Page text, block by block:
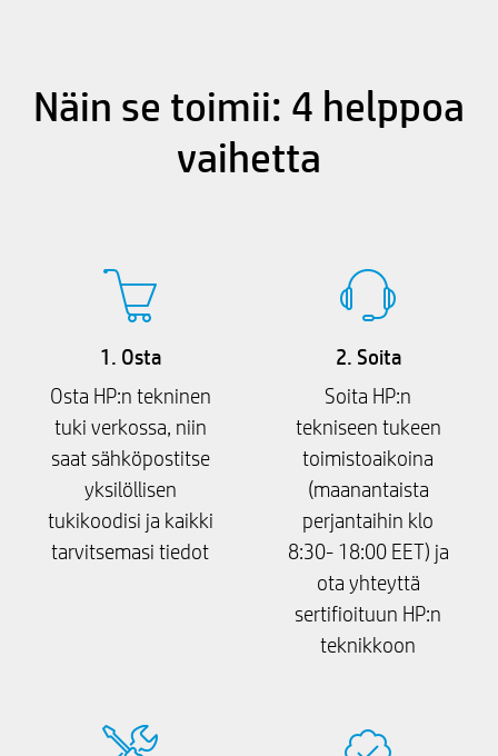
Näin se toimii: 4 helppoa
vaihetta
1. Osta
Osta HP:n tekninen
tuki verkossa, niin
saat sähköpostitse
yksilöllisen
tukikoodisi ja kaikki
tarvitsemasi tiedot
2. Soita
Soita HP:n
tekniseen tukeen
toimistoaikoina
(maanantaista
perjantaihin klo
8:30- 18:00 EET) ja
ota yhteyttä
sertifioituun HP:n
teknikkoon